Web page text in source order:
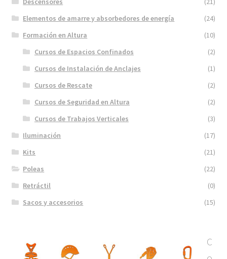
Elementos de amarre y absorbedores de energía
(24)
Formación en Altura
(10)
Cursos de Espacios Confinados
(2)
Cursos de Instalación de Anclajes
(1)
Cursos de Rescate
(2)
Cursos de Seguridad en Altura
(2)
Cursos de Trabajos Verticales
(3)
Iluminación
(17)
Kits
(21)
Poleas
(22)
Retráctil
(0)
Sacos y accesorios
(15)
C